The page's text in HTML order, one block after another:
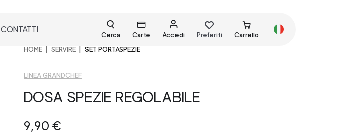
CONTATTI
Cerca Carte Accedi Preferiti Carrello
HOME SERVIRE SET PORTASPEZIE
LINEA GRANDCHEF
DOSA SPEZIE REGOLABILE
9,90 €